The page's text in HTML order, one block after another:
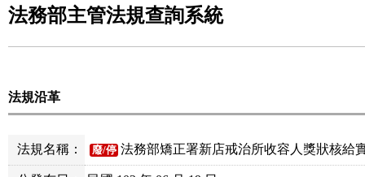
法務部主管法規查詢系統
法規沿革
法規名稱： 廢/停 法務部矯正署新店戒治所收容人獎狀核給